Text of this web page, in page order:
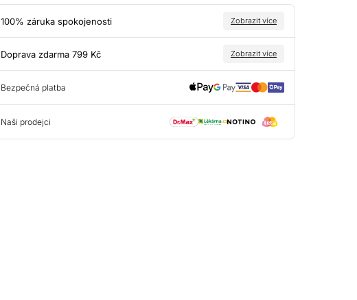
100% záruka spokojenosti Zobrazit více
Doprava zdarma 799 Kč Zobrazit více
Bezpečná platba
Naši prodejci